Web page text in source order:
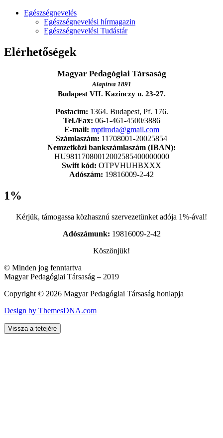
Egészségnevelés
Egészségnevelési hírmagazin
Egészségnevelési Tudástár
Elérhetőségek
Magyar Pedagógiai Társaság
Alapítva 1891
Budapest VII. Kazinczy u. 23-27.
Postacím: 1364. Budapest, Pf. 176.
Tel./Fax: 06-1-461-4500/3886
E-mail: mptiroda@gmail.com
Számlaszám: 11708001-20025854
Nemzetközi bankszámlaszám (IBAN):
HU98117080012002585400000000
Swift kód: OTPVHUHBXXX
Adószám: 19816009-2-42
1%
Kérjük, támogassa közhasznú szervezetünket adója 1%-ával!
Adószámunk: 19816009-2-42
Köszönjük!
© Minden jog fenntartva
Magyar Pedagógiai Társaság – 2019
Copyright © 2026 Magyar Pedagógiai Társaság honlapja
Design by ThemesDNA.com
Vissza a tetejére